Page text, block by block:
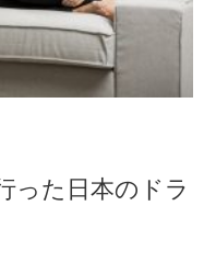
った日本のドラ